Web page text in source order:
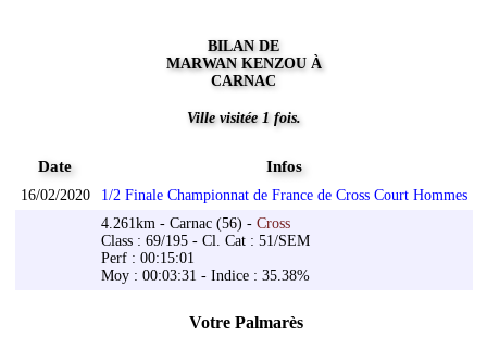
BILAN DE
MARWAN KENZOU À
CARNAC
Ville visitée 1 fois.
Date Infos
16/02/2020
1/2 Finale Championnat de France de Cross Court Hommes
4.261km - Carnac (56) - Cross
Class : 69/195 - Cl. Cat : 51/SEM
Perf : 00:15:01
Moy : 00:03:31 - Indice : 35.38%
Votre Palmarès